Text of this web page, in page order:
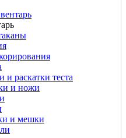
раскатки теста
и ножи
и мешки